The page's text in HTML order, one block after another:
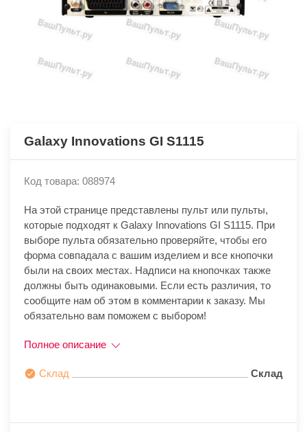
Galaxy Innovations GI S1115
Код товара: 088974
На этой странице представлены пульт или пульты,
которые подходят к Galaxy Innovations GI S1115. При
выборе пульта обязательно проверяйте, чтобы его
форма совпадала с вашим изделием и все кнопочки
были на своих местах. Надписи на кнопочках также
должны быть одинаковыми. Если есть различия, то
сообщите нам об этом в комментарии к заказу. Мы
обязательно вам поможем с выбором!
Полное описание
Склад Склад